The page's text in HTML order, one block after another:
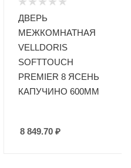
ДВЕРЬ
МЕЖКОМНАТНАЯ
VELLDORIS
SOFTTOUCH
PREMIER 8 ЯСЕНЬ
КАПУЧИНО 600ММ
8 849.70 ₽